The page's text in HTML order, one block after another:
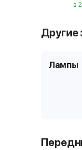
в
Другие
Лампы